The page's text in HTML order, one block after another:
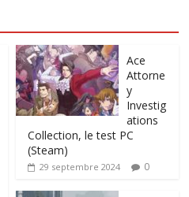
Ace
Attorne
y
Investig
ations
Collection, le test PC
(Steam)
29 septembre 2024 0